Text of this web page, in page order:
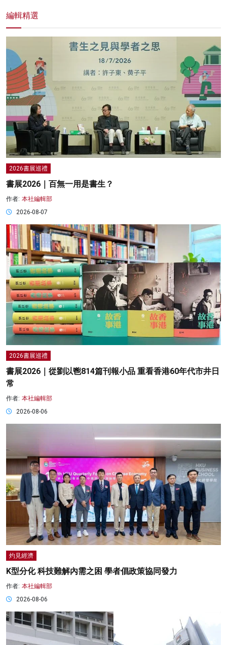
編輯精選
2026書展巡禮
書展2026｜百無一用是書生？
作者: 本社編輯部
2026-08-07
2026書展巡禮
書展2026｜從劉以鬯814篇刊報小品 重看香港60年代市井日
常
作者: 本社編輯部
2026-08-06
灼見經濟
K型分化 科技難解內需之困 學者倡政策協同發力
作者: 本社編輯部
2026-08-06